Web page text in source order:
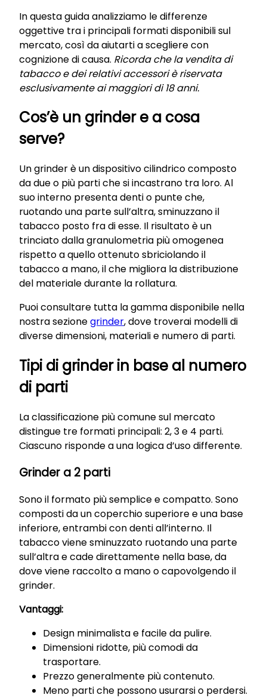
In questa guida analizziamo le differenze
oggettive tra i principali formati disponibili sul
mercato, così da aiutarti a scegliere con
cognizione di causa. Ricorda che la vendita di
tabacco e dei relativi accessori è riservata
esclusivamente ai maggiori di 18 anni.
Cos’è un grinder e a cosa
serve?
Un grinder è un dispositivo cilindrico composto
da due o più parti che si incastrano tra loro. Al
suo interno presenta denti o punte che,
ruotando una parte sull’altra, sminuzzano il
tabacco posto fra di esse. Il risultato è un
trinciato dalla granulometria più omogenea
rispetto a quello ottenuto sbriciolando il
tabacco a mano, il che migliora la distribuzione
del materiale durante la rollatura.
Puoi consultare tutta la gamma disponibile nella
nostra sezionegrinder, dove troverai modelli di
diverse dimensioni, materiali e numero di parti.
Tipi di grinder in base al numero
di parti
La classificazione più comune sul mercato
distingue tre formati principali: 2, 3 e 4 parti.
Ciascuno risponde a una logica d’uso differente.
Grinder a 2 parti
Sono il formato più semplice e compatto. Sono
composti da un coperchio superiore e una base
inferiore, entrambi con denti all’interno. Il
tabacco viene sminuzzato ruotando una parte
sull’altra e cade direttamente nella base, da
dove viene raccolto a mano o capovolgendo il
grinder.
Vantaggi:
Design minimalista e facile da pulire.
Dimensioni ridotte, più comodi da
trasportare.
Prezzo generalmente più contenuto.
Meno parti che possono usurarsi o perdersi.